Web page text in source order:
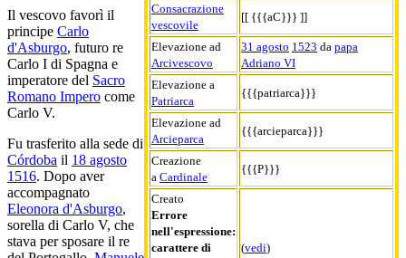
Consacrazione
vescovile
[[ {{{aC}}} ]]
Elevazione ad
Arcivescovo
31 agosto 1523 da papa
Adriano VI
Elevazione a
Patriarca
{{{patriarca}}}
Elevazione ad
Arcieparca
{{{arcieparca}}}
Creazione
a Cardinale
{{{P}}}
Creato
Errore
nell'espressione:
carattere di
(vedi)
Il vescovo favorì il
principe Carlo
d'Asburgo, futuro re
Carlo I di Spagna e
imperatore del Sacro
Romano Impero come
Carlo V.
Fu trasferito alla sede di
Córdoba il 18 agosto
1516. Dopo aver
accompagnato
Eleonora d'Asburgo,
sorella di Carlo V, che
stava per sposare il re